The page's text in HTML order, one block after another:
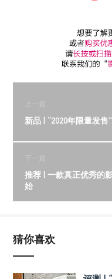
上一篇
新品 | “2020年限量发售
下一篇
推荐 | 一款真正优秀的
始
猜你喜欢